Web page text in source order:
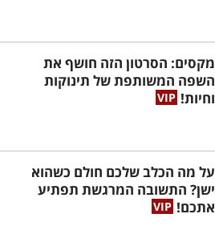
מקסים: הסרטון הזה חושף את
השפה המשותפת של תינוקות
וחיות!
על מה הכלב שלכם חולם כשהוא
ישן? התשובה המרגשת תפתיע
אתכם!